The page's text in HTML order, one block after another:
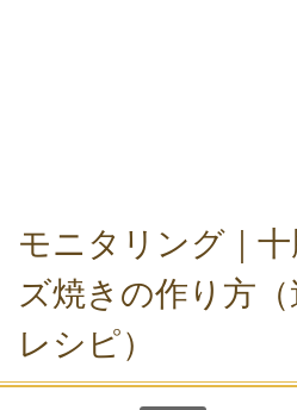
モニタリング｜
ズ焼きの作り方
レシピ）